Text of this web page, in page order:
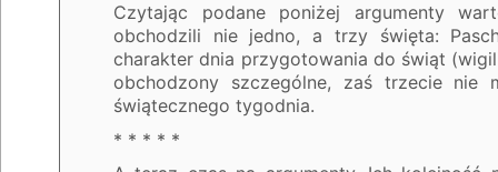
Czytając podane poniżej argumenty
obchodzili nie jedno, a trzy święta:
charakter dnia przygotowania do świąt
obchodzony szczególne, zaś trzecie nie
świątecznego tygodnia.
* * * * *